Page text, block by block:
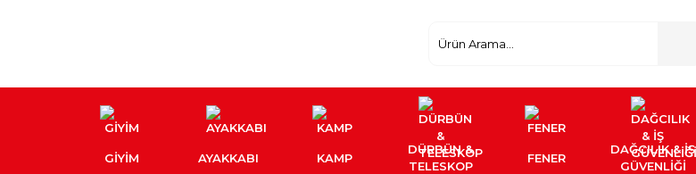
GİYİM AYAKKABI KAMP
DÜRBÜN &
TELESKOP
FENER
DAĞCILIK & İŞ
GÜVENLİĞİ